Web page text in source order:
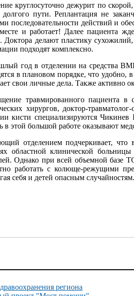
круглосуточно дежурит по
долгого пути. Реплантация не
последовательности действий и
и работает! Далее пациента
Доктора делают пластику
подходят комплексно.
год в отделении на средства
в плановом порядке, что удобно,
свои личные дела. Также активно
травмированного пациента
хирургов, доктор-
кисти специализируются
в этой большой работе оказывают
отделением подчеркивает, что
областной клинической
Однако при всей объемной базе
работать с колюще-режущими
себя и детей опасным случайностям.
региона